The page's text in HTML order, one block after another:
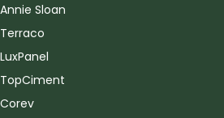
Annie Sloan
Terraco
LuxPanel
TopCiment
Corev